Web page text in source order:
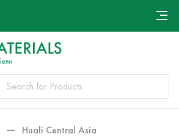
Payment and Delivery
Huali Central Asia